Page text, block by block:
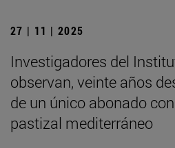
27 | 11 | 2025
Investigadores del
observan, veinte años
de un único abonado
pastizal mediterráneo